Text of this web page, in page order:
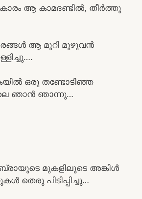
ആ കാമദണ്ടിൽ, തീർത്തു
ആ മുറി മുഴുവൻ
ഒരു തണ്ടോടിഞ്ഞ
ഞാൻ ഞാന്നു…
മുകളിലൂടെ അങ്കിൾ
തെരു പിടിപ്പിച്ചു…